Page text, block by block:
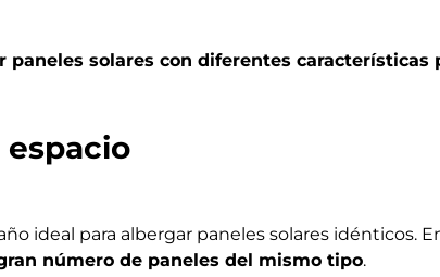
paneles solares con diferentes características
ideal para albergar paneles solares idénticos.
número de paneles del mismo tipo.